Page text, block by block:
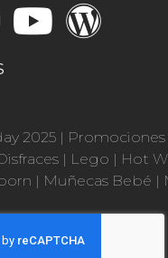
2025 |
| Lego | Hot
| Muñecas Bebé |